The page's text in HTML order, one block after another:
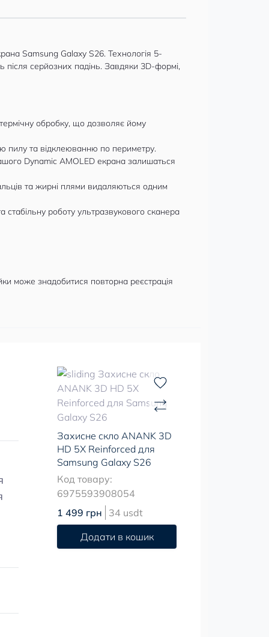
Samsung Galaxy S26. Технологія 5-
після серйозних падінь. Завдяки 3D-формі,
обробку, що дозволяє йому
пилу та відклеюванню по периметру.
Dynamic AMOLED екрана залишаться
та жирні плями видаляються одним
роботу ультразвукового сканера
може знадобитися повторна реєстрація
Захисне скло ANANK 3D
HD 5X Reinforced для
Samsung Galaxy S26
Код товару:
6975593908054
1 499 грн
34 usdt
Додати в кошик